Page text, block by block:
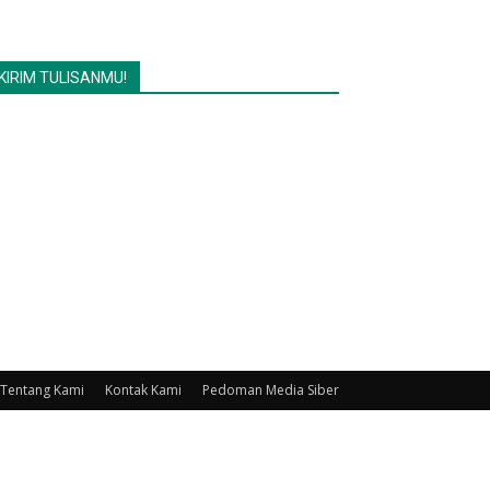
KIRIM TULISANMU!
Tentang Kami Kontak Kami Pedoman Media Siber